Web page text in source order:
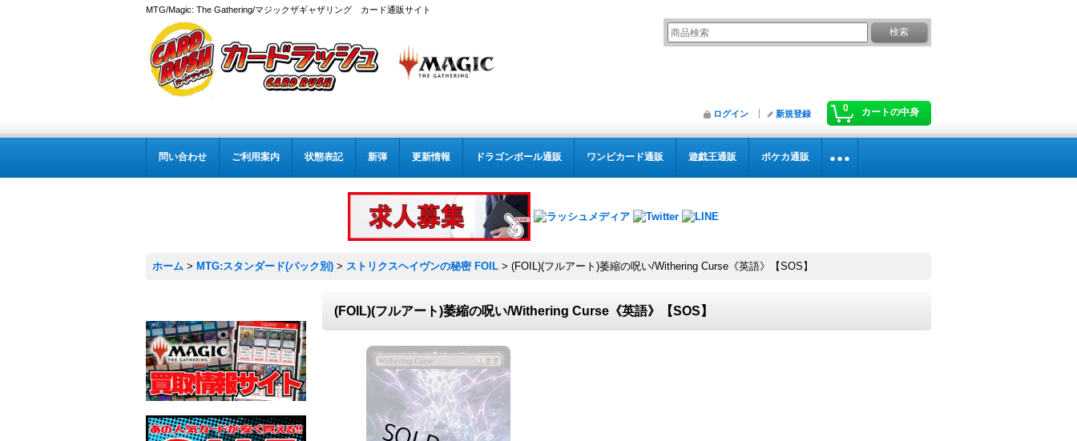
MTG/Magic: The Gathering/マジックザギャザリング カード通販サイト
0 カートの中身
ログイン 新規登録
問い合わせ ご利用案内 状態表記 新弾 更新情報 ドラゴンボール通販 ワンピカード通販 遊戯王通販 ポケカ通販
ホーム > MTG:スタンダード(パック別) > ストリクスヘイヴンの秘密 FOIL > (FOIL)(フルアート)萎縮の呪い/Withering Curse《英語》【SOS】
(FOIL)(フルアート)萎縮の呪い/Withering Curse《英語》【SOS】